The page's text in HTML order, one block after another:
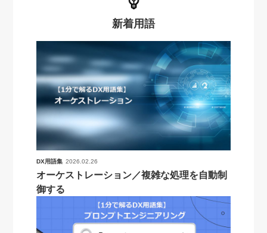
新着用語
DX用語集 2026.02.26
オーケストレーション／複雑な処理を自動制
御する